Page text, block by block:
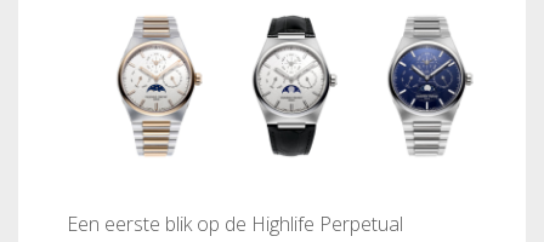
Een eerste blik op de Highlife Perpetual